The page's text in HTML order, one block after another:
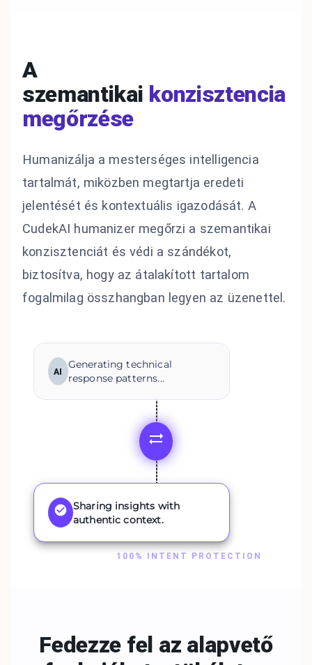
A
szemantikai konzisztencia
megőrzése
Humanizálja a mesterséges intelligencia
tartalmát, miközben megtartja eredeti
jelentését és kontextuális igazodását. A
CudekAI humanizer megőrzi a szemantikai
konzisztenciát és védi a szándékot,
biztosítva, hogy az átalakított tartalom
fogalmilag összhangban legyen az üzenettel.
AI
Generating technical
response patterns...
Sharing insights with
authentic context.
100% INTENT PROTECTION
Fedezze fel az alapvető